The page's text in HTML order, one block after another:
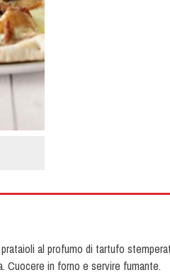
al profumo di tartufo
in forno e servire fumante.